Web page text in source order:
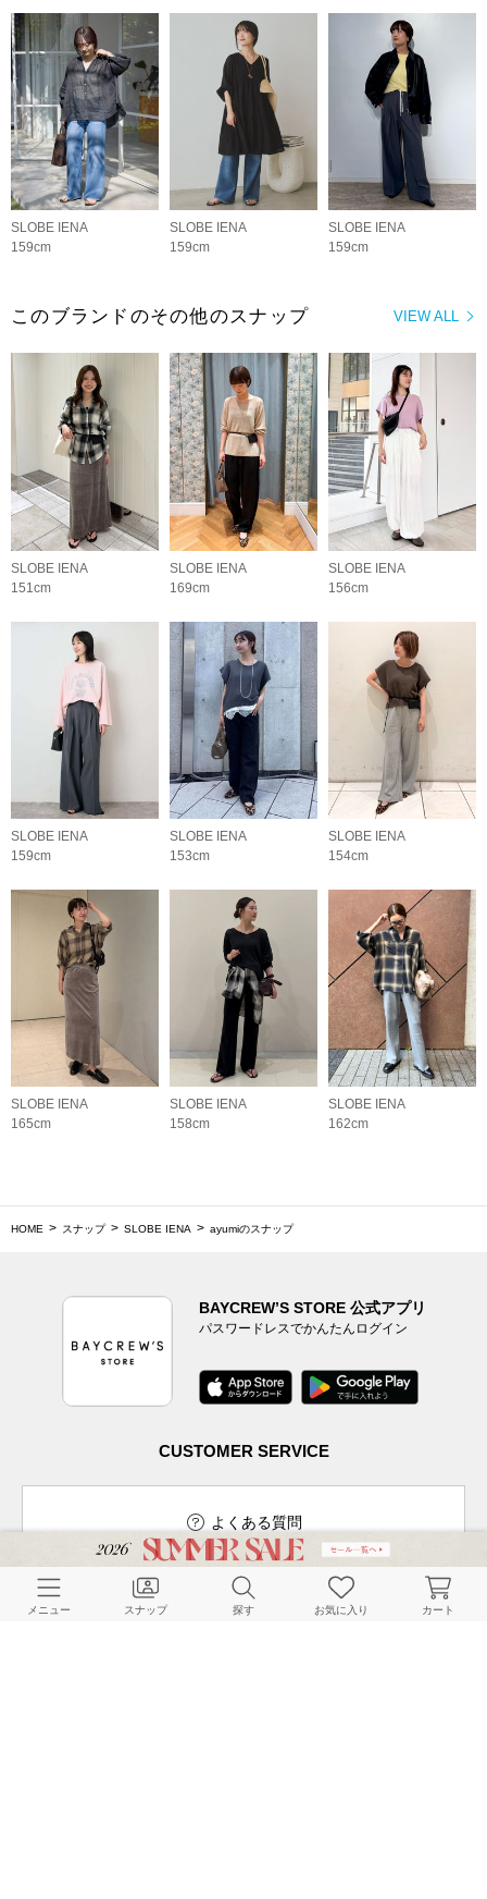
SLOBE IENA
159cm
SLOBE IENA
159cm
SLOBE IENA
159cm
VIEW ALL
このブランドのその他のスナップ
SLOBE IENA
151cm
SLOBE IENA
169cm
SLOBE IENA
156cm
SLOBE IENA
159cm
SLOBE IENA
153cm
SLOBE IENA
154cm
SLOBE IENA
165cm
SLOBE IENA
158cm
SLOBE IENA
162cm
HOME スナップ SLOBE IENA ayumiのスナップ
BAYCREW’S STORE 公式アプリ
パスワードレスでかんたんログイン
CUSTOMER SERVICE
よくある質問
メニュー スナップ 探す お気に入り カート